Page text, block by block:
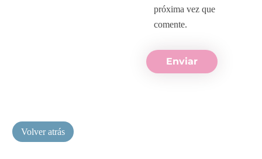
próxima vez que
comente.
Enviar